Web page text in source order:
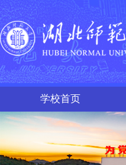
学校首页